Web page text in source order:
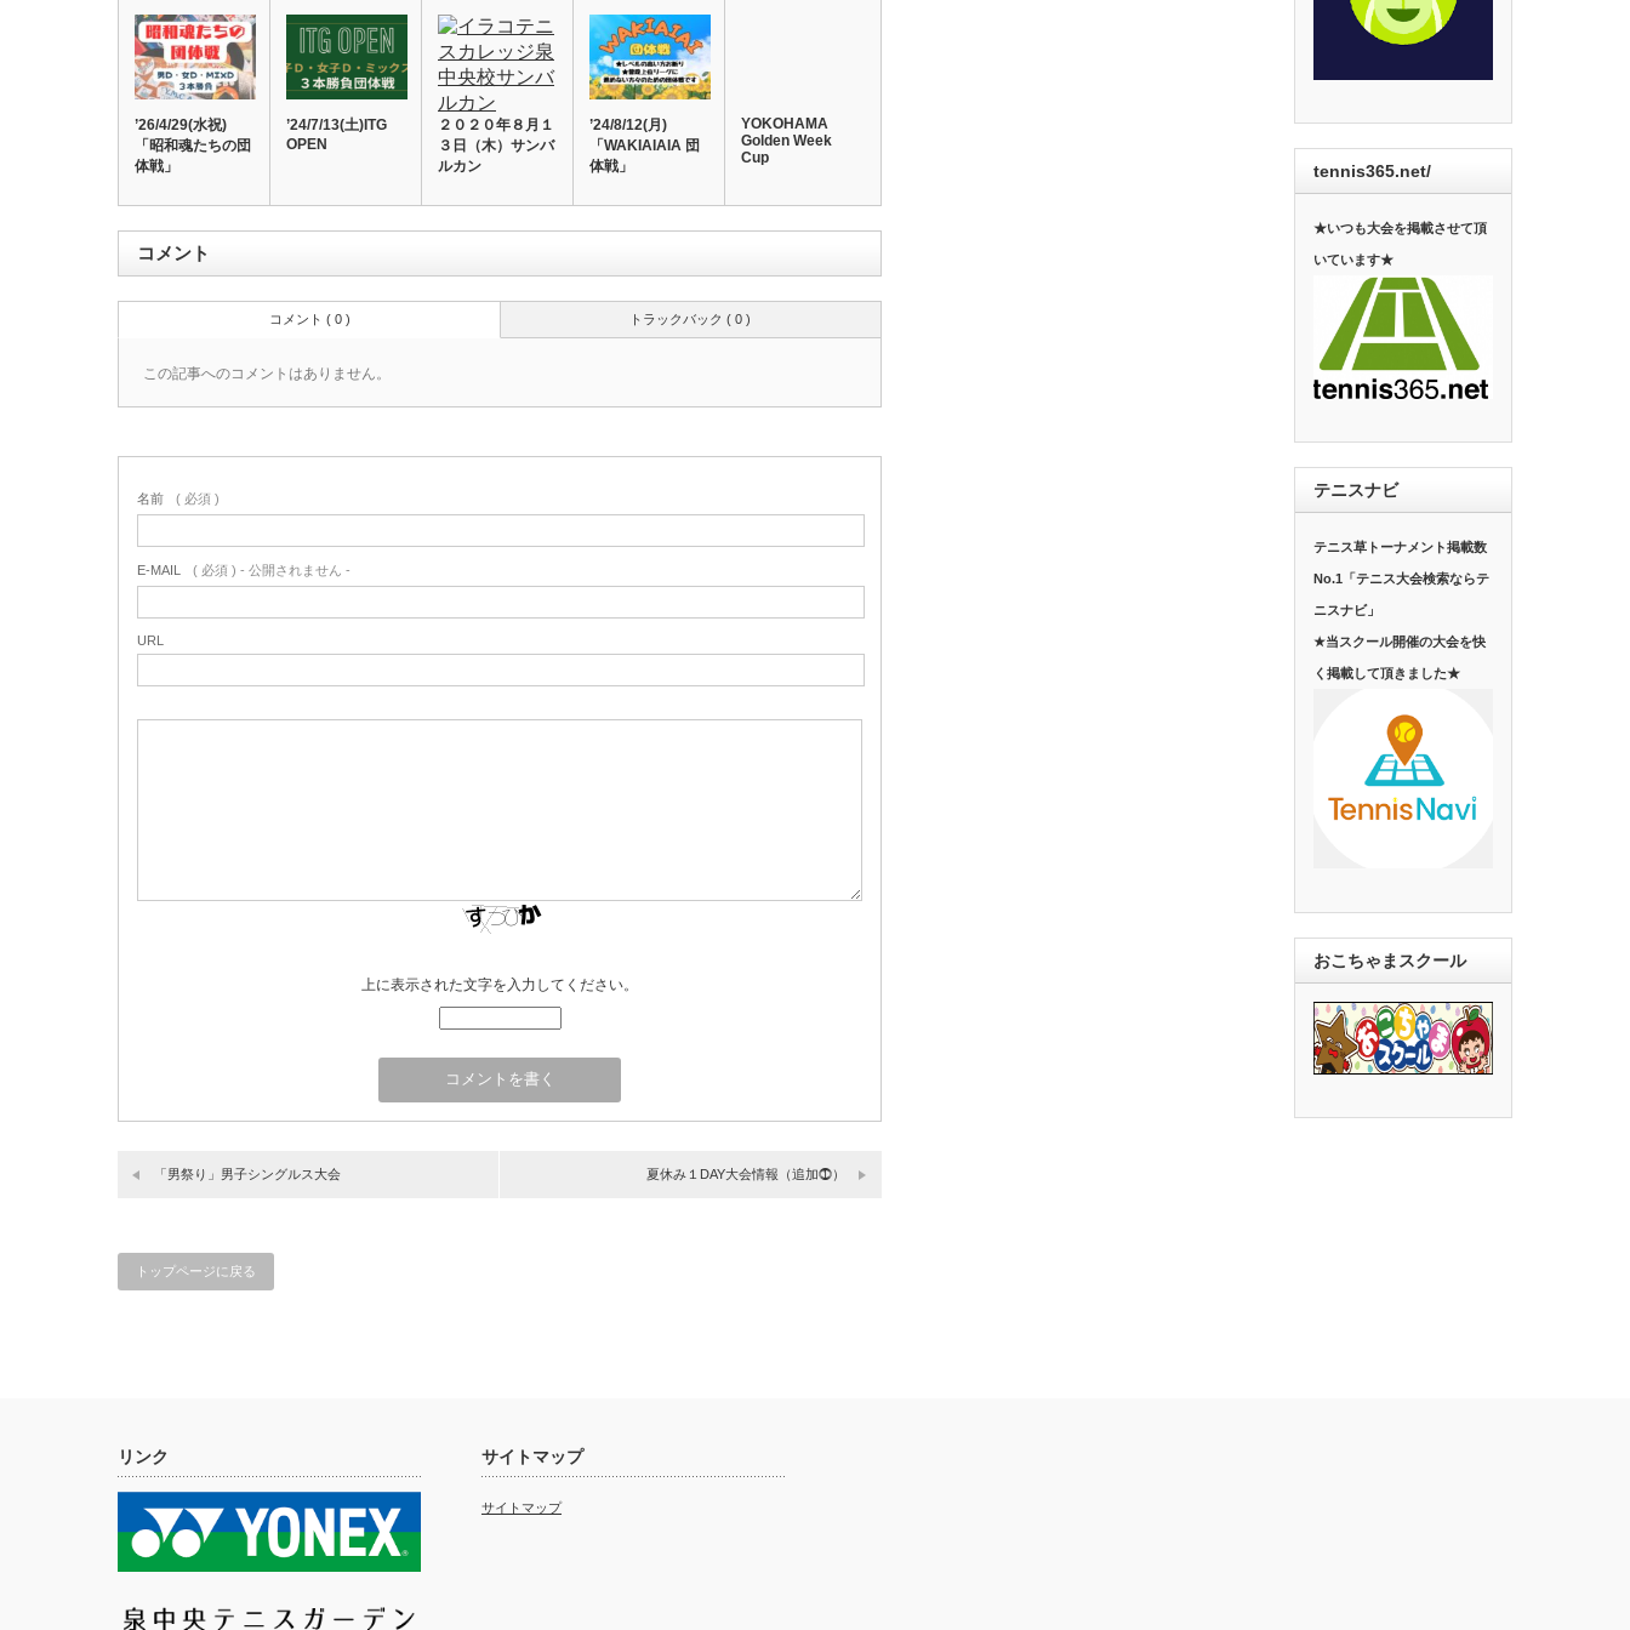
’26/4/29(水祝)
「昭和魂たちの団
体戦」
’24/7/13(土)ITG
OPEN
２０２０年８月１
３日（木）サンバ
ルカン
’24/8/12(月)
「WAKIAIAIA 団
体戦」
YOKOHAMA
Golden Week
Cup
コメント
トラックバック ( 0 )
コメント ( 0 )
この記事へのコメントはありません。
名前 ( 必須 )
E-MAIL ( 必須 ) - 公開されません -
URL
上に表示された文字を入力してください。
「男祭り」男子シングルス大会 夏休み１DAY大会情報（追加⓵）
トップページに戻る
tennis365.net/
★いつも大会を掲載させて頂
いています★
テニスナビ
テニス草トーナメント掲載数
No.1「テニス大会検索ならテ
ニスナビ」
★当スクール開催の大会を快
く掲載して頂きました★
おこちゃまスクール
リンク サイトマップ
サイトマップ